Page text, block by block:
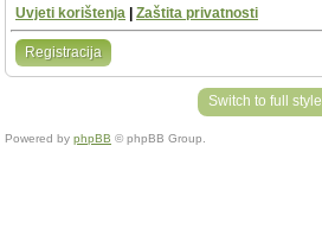
Uvjeti korištenja
Zaštita privatnosti
Registracija
Switch to full style
Powered by phpBB © phpBB Group.